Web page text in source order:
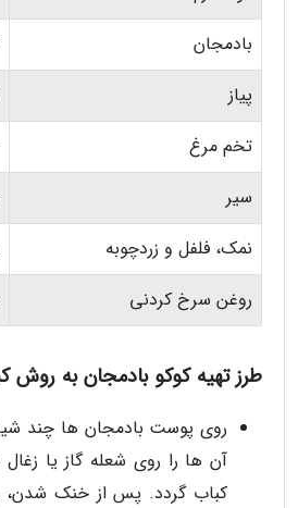
بادمجان
پیاز
تخم مرغ
سیر
نمک، فلفل و زردچوبه
روغن سرخ کردنی
طرز تهیه کوکو بادمجان به روش
روی پوست بادمجان ها چند
آن ها را روی شعله گاز یا زغال
کباب گردد. پس از خنک شدن،